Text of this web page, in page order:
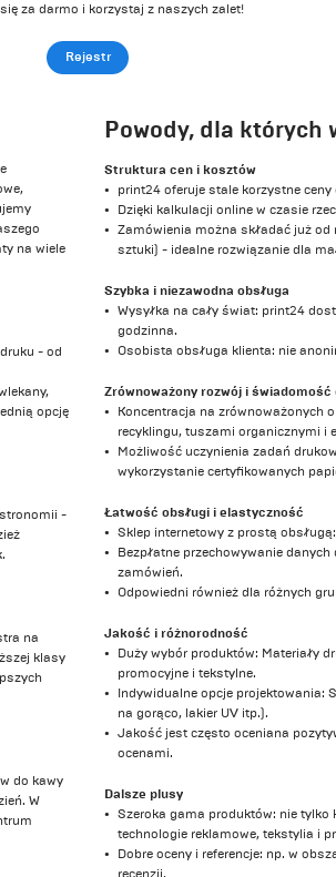
za darmo i korzystaj z naszych zalet!
Rejestr
na wiele
- od
opcję
-
na
klasy
do kawy
W
Powody, dla których
Struktura cen i kosztów
print24 oferuje stale korzystne
Dzięki kalkulacji online w czasie
Zamówienia można składać już od
sztuki) - idealne rozwiązanie dla
Szybka i niezawodna obsługa
Wysyłka na cały świat: print24
godzinna.
Osobista obsługa klienta: nie
Zrównoważony rozwój i świadomość
Koncentracja na zrównoważonych
recyklingu, tuszami organicznymi i
Możliwość uczynienia zadań
wykorzystanie certyfikowanych
Łatwość obsługi i elastyczność
Sklep internetowy z prostą
Bezpłatne przechowywanie
zamówień.
Odpowiedni również dla różnych
Jakość i różnorodność
Duży wybór produktów: Materiały
promocyjne i tekstylne.
Indywidualne opcje projektowania:
na gorąco, lakier UV itp.).
Jakość jest często oceniana
ocenami.
Dalsze plusy
Szeroka gama produktów: nie
technologie reklamowe, tekstylia i
Dobre oceny i referencje: np. w
recenzji.